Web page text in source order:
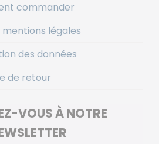
commander
mentions légales
des données
de retour
VOUS À NOTRE